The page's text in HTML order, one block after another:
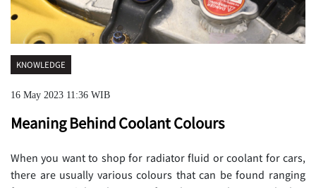
KNOWLEDGE
16 May 2023 11:36 WIB
Meaning Behind Coolant Colours
When you want to shop for radiator fluid or coolant for cars,
there are usually various colours that can be found ranging